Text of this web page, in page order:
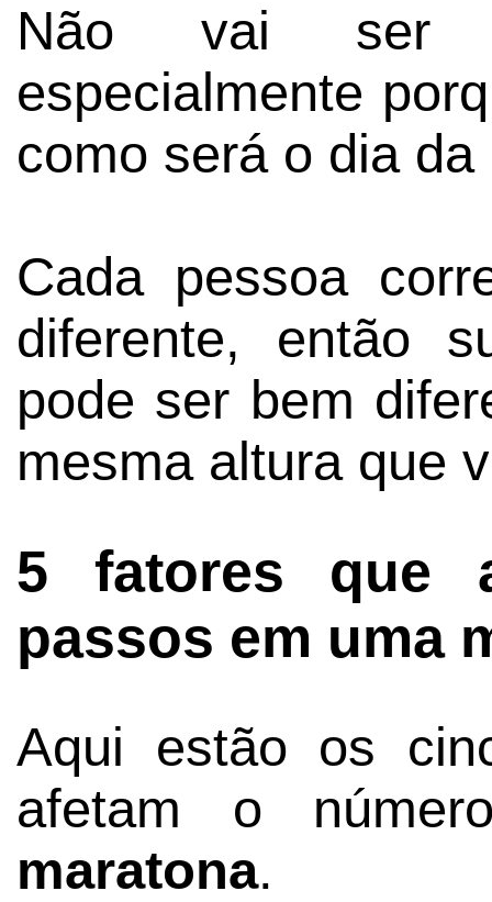
Não vai ser
especialmente
como será o dia da
Cada pessoa
diferente, então
pode ser bem
mesma altura que
5 fatores que
passos em uma
Aqui estão os
afetam o
maratona.